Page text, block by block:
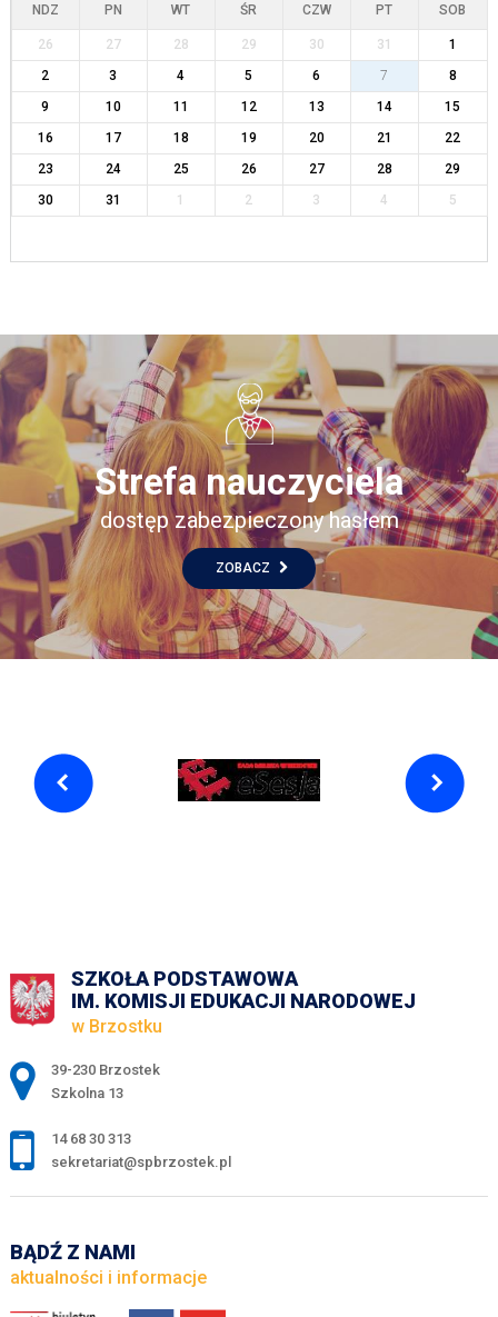
NDZ PN WT ŚR CZW PT SOB
26 27 28 29 30 31
1
2
3 4 5 6 7
8
9
10 11 12 13 14
15
16
17 18 19 20 21
22
23
24 25 26 27 28
29
30
31 1 2 3 4 5
Strefa nauczyciela
dostęp zabezpieczony hasłem
ZOBACZ
SZKOŁA PODSTAWOWA
IM. KOMISJI EDUKACJI NARODOWEJ
w Brzostku
Adres pocztowy:
39-230 Brzostek
Szkolna 13
14 68 30 313
sekretariat@spbrzostek.pl
BĄDŹ Z NAMI
aktualności i informacje